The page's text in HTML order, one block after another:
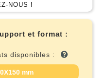
NOUS !
et format :
disponibles :
mm